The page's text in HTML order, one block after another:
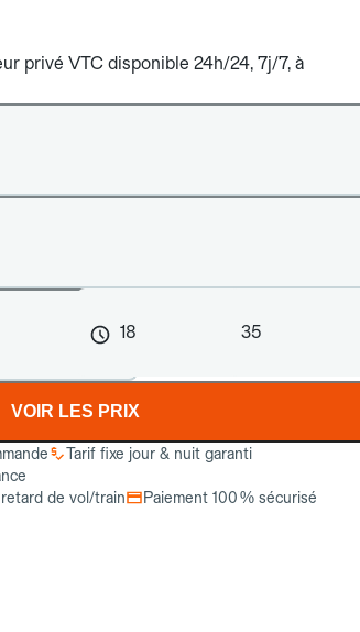
privé VTC disponible 24h/24, 7j/7, à
18 35
VOIR LES PRIX
Tarif fixe jour & nuit garanti
de vol/train
Paiement 100 % sécurisé